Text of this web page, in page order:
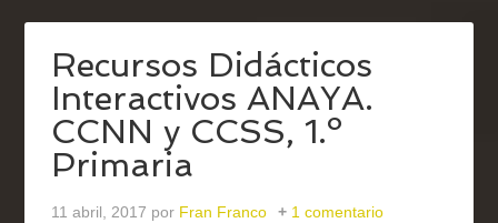
Recursos Didácticos
Interactivos ANAYA.
CCNN y CCSS, 1.º
Primaria
11 abril, 2017 por Fran Franco 1 comentario